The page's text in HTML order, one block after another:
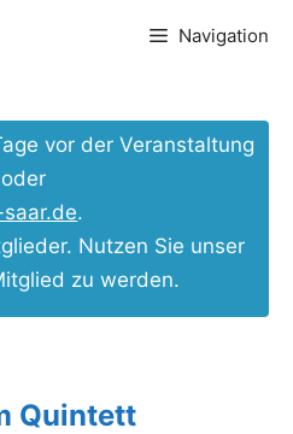
Navigation
vor der Veranstaltung
.
Nutzen Sie unser
zu werden.
Quintett